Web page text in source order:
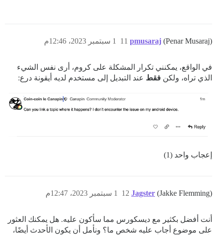
pmusaraj (Penar Musaraj) 1 سبتمبر 2023، 12:46م 11
في الواقع، يمكنني تكرار المشكلة على كروم، أرى نفس الشيء
الذي تراه، ولكن فقط عند التبديل إلى مستخدم لديه أيقونة درع:
إعجاب واحد (1)
Jagster (Jakke Flemming) 1 سبتمبر 2023، 12:47م 12
أنت أفضل بكثير مع ديسكورس مما سأكون عليه. هل يمكنك العثور
على موضوع أجاب عليه شخص ما؟ ونأمل أن يكون الأحدث أيضًا،